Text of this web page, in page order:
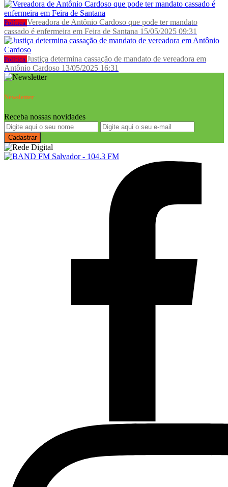
Política Vereadora de Antônio Cardoso que pode ter mandato
cassado é enfermeira em Feira de Santana 15/05/2025 09:31
Política Justiça determina cassação de mandato de vereadora em
Antônio Cardoso 13/05/2025 16:31
Newsletter
Receba nossas novidades